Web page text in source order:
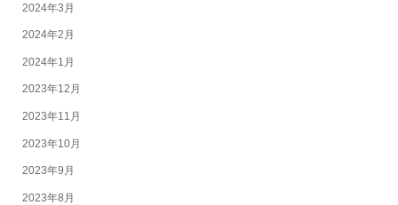
2024年3月
2024年2月
2024年1月
2023年12月
2023年11月
2023年10月
2023年9月
2023年8月